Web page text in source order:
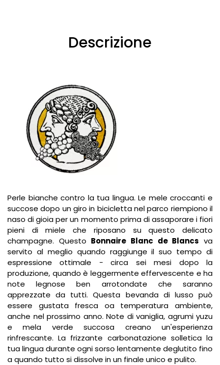
Descrizione
Perle bianche contro la tua lingua. Le mele croccanti e
succose dopo un giro in bicicletta nel parco riempiono il
naso di gioia per un momento prima di assaporare i fiori
pieni di miele che riposano su questo delicato
champagne. Questo Bonnaire Blanc de Blancs va
servito al meglio quando raggiunge il suo tempo di
espressione ottimale - circa sei mesi dopo la
produzione, quando è leggermente effervescente e ha
note legnose ben arrotondate che saranno
apprezzate da tutti. Questa bevanda di lusso può
essere gustata fresca oa temperatura ambiente,
anche nel prossimo anno. Note di vaniglia, agrumi yuzu
e mela verde succosa creano un'esperienza
rinfrescante. La frizzante carbonatazione solletica la
tua lingua durante ogni sorso lentamente deglutito fino
a quando tutto si dissolve in un finale unico e pulito.